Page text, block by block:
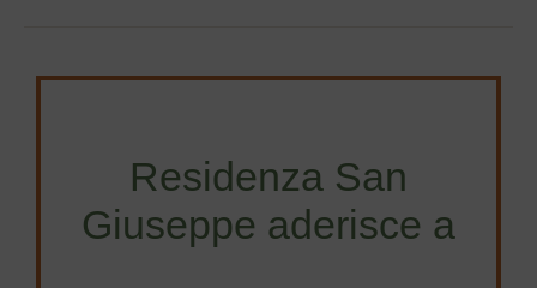
Residenza San
Giuseppe aderisce a